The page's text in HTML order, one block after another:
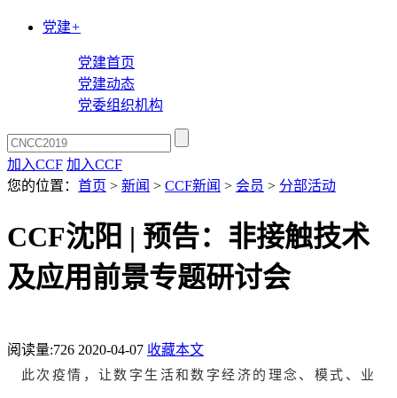
党建+
党建首页
党建动态
党委组织机构
加入CCF 加入CCF
您的位置： 首页 > 新闻 > CCF新闻 > 会员 > 分部活动
CCF沈阳 | 预告：非接触技术
及应用前景专题研讨会
阅读量:726 2020-04-07 收藏本文
此次疫情，让数字生活和数字经济的理念、模式、业